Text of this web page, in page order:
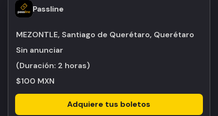
Passline
MEZONTLE, Santiago de Querétaro, Querétaro
Sin anunciar
(Duración: 2 horas)
$100 MXN
Adquiere tus boletos